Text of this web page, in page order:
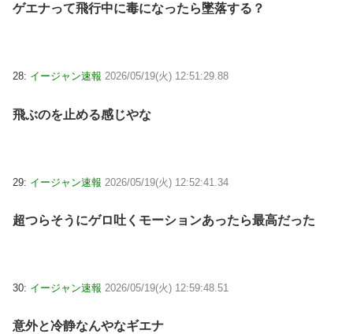
ゲエナって飛行中に毒になったら墜落する？
28: イージャン速報 2026/05/19(火) 12:51:29.88
飛ぶのを止める感じやな
29: イージャン速報 2026/05/19(火) 12:52:41.34
超つらそうにゲロ吐くモーションあったら最高だった
30: イージャン速報 2026/05/19(火) 12:59:48.51
意外と冷静なんやなギエナ